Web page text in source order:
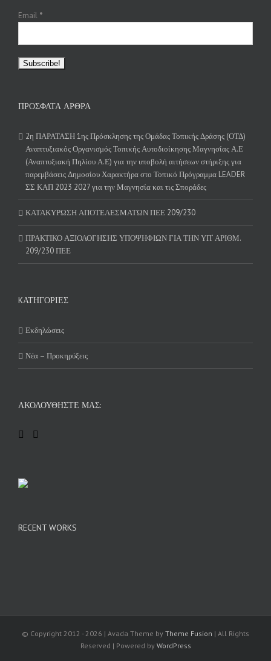
Email *
ΠΡΌΣΦΑΤΑ ΆΡΘΡΑ
2η ΠΑΡΑΤΑΣΗ 1ης Πρόσκλησης της Ομάδας Τοπικής Δράσης (ΟΤΔ)
Αναπτυξιακός Οργανισμός Τοπικής Αυτοδιοίκησης Μαγνησίας Α.Ε
(Αναπτυξιακή Πηλίου Α.Ε) για την υποβολή αιτήσεων στήριξης για
παρεμβάσεις Δημοσίου Χαρακτήρα στο Τοπικό Πρόγραμμα LEADER
ΣΣ ΚΑΠ 2023 2027 για την Μαγνησία και τις Σποράδες
ΚΑΤΑΚΥΡΩΣΗ ΑΠΟΤΕΛΕΣΜΑΤΩΝ ΠΕΕ 209/230
ΠΡΑΚΤΙΚΟ ΑΞΙΟΛΟΓΗΣΗΣ ΥΠΟΨΗΦΙΩΝ ΓΙΑ ΤΗΝ ΥΠ’ ΑΡΙΘΜ.
209/230 ΠΕΕ
KΑΤΗΓΟΡΊΕΣ
Εκδηλώσεις
Νέα – Προκηρύξεις
ΑΚΟΛΟΥΘΉΣΤΕ ΜΑΣ:
RECENT WORKS
© Copyright 2012 - 2026 | Avada Theme by Theme Fusion | All Rights
Reserved | Powered by WordPress